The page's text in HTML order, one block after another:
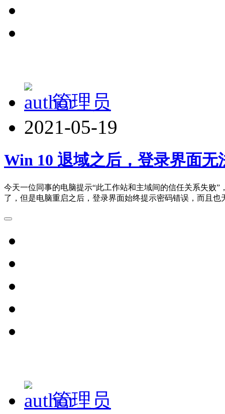
管理员
2021-05-19
Win 10 退域之后，登录界面无
今天一位同事的电脑提示“此工作站和主域间的信任关系失败
了，但是电脑重启之后，登录界面始终提示密码错误，而且
管理员